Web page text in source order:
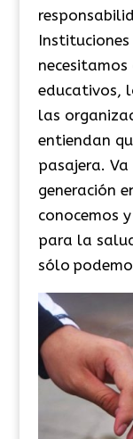
educativos,
las
entiendan
pasajera.
generación
conocemos
para la
sólo